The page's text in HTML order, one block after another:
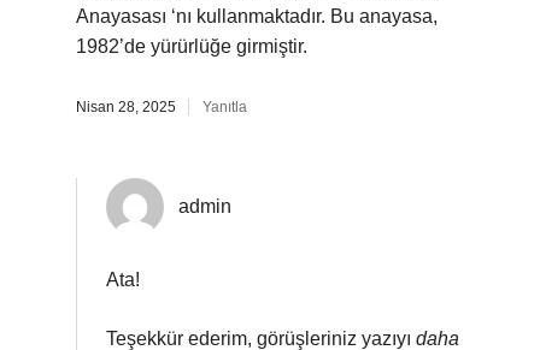
Anayasası ‘nı kullanmaktadır. Bu anayasa,
1982’de yürürlüğe girmiştir.
Nisan 28, 2025 Yanıtla
admin
Ata!
Teşekkür ederim, görüşleriniz yazıyı daha